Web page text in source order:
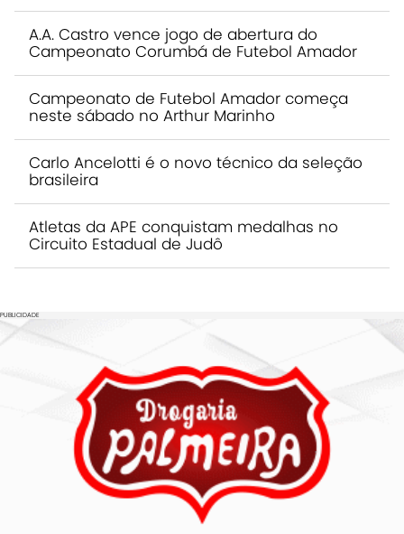
A.A. Castro vence jogo de abertura do
Campeonato Corumbá de Futebol Amador
Campeonato de Futebol Amador começa
neste sábado no Arthur Marinho
Carlo Ancelotti é o novo técnico da seleção
brasileira
Atletas da APE conquistam medalhas no
Circuito Estadual de Judô
PUBLICIDADE